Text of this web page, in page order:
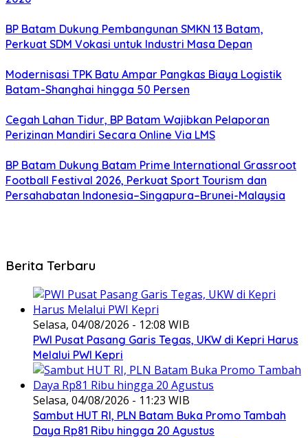
BP Batam Dukung Pembangunan SMKN 13 Batam,
Perkuat SDM Vokasi untuk Industri Masa Depan
Modernisasi TPK Batu Ampar Pangkas Biaya Logistik
Batam-Shanghai hingga 50 Persen
Cegah Lahan Tidur, BP Batam Wajibkan Pelaporan
Perizinan Mandiri Secara Online Via LMS
BP Batam Dukung Batam Prime International Grassroot
Football Festival 2026, Perkuat Sport Tourism dan
Persahabatan Indonesia–Singapura–Brunei-Malaysia
Berita Terbaru
Selasa, 04/08/2026 - 12:08 WIB
PWI Pusat Pasang Garis Tegas, UKW di Kepri Harus
Melalui PWI Kepri
Selasa, 04/08/2026 - 11:23 WIB
Sambut HUT RI, PLN Batam Buka Promo Tambah
Daya Rp81 Ribu hingga 20 Agustus